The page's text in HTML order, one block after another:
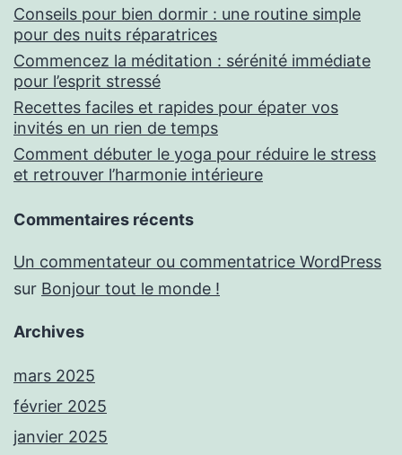
Conseils pour bien dormir : une routine simple
pour des nuits réparatrices
Commencez la méditation : sérénité immédiate
pour l’esprit stressé
Recettes faciles et rapides pour épater vos
invités en un rien de temps
Comment débuter le yoga pour réduire le stress
et retrouver l’harmonie intérieure
Commentaires récents
Un commentateur ou commentatrice WordPress
sur Bonjour tout le monde !
Archives
mars 2025
février 2025
janvier 2025